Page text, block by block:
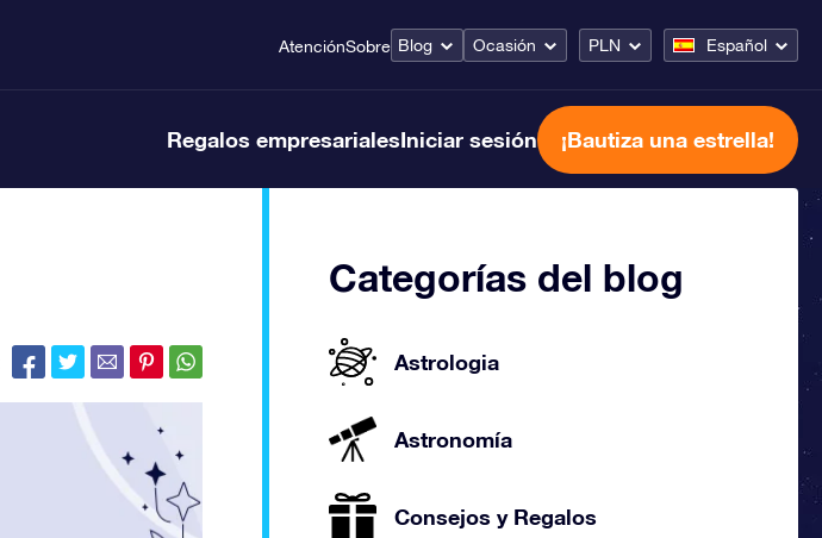
AtenciónSobre Blog Ocasión PLN Español
Regalos empresarialesIniciar sesión ¡Bautiza una estrella!
Categorías del blog
Astrologia
Astronomía
Consejos y Regalos